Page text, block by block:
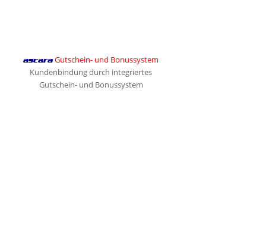
ascara Gutschein- und Bonussystem
Kundenbindung durch integriertes
Gutschein- und Bonussystem